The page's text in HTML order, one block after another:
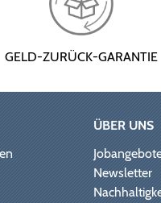
GELD-ZURÜCK-GARANTIE
ÜBER UNS
Newsletter